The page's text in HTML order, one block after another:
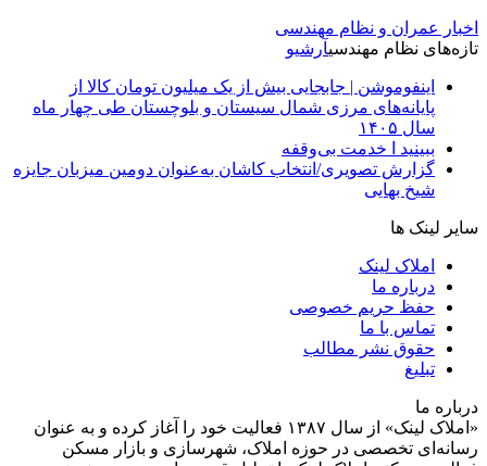
اخبار عمران و نظام مهندسی
تازه‌های نظام مهندسیآرشیو
اینفوموشن | جابجایی بیش از یک میلیون تومان کالا از
پایانه‌های مرزی شمال سیستان و بلوچستان طی چهار ماه
سال ۱۴۰۵
ببینید ا خدمت بی‌وقفه
گزارش تصویری/انتخاب کاشان به‌عنوان دومین میزبان جایزه
شیخ بهایی
سایر لینک ها
املاک لینک
درباره ما
حفظ حریم خصوصی
تماس با ما
حقوق نشر مطالب
تبلیغ
درباره ما
«املاک لینک» از سال ۱۳۸۷ فعالیت خود را آغاز کرده و به عنوان
رسانه‌ای تخصصی در حوزه املاک، شهرسازی و بازار مسکن